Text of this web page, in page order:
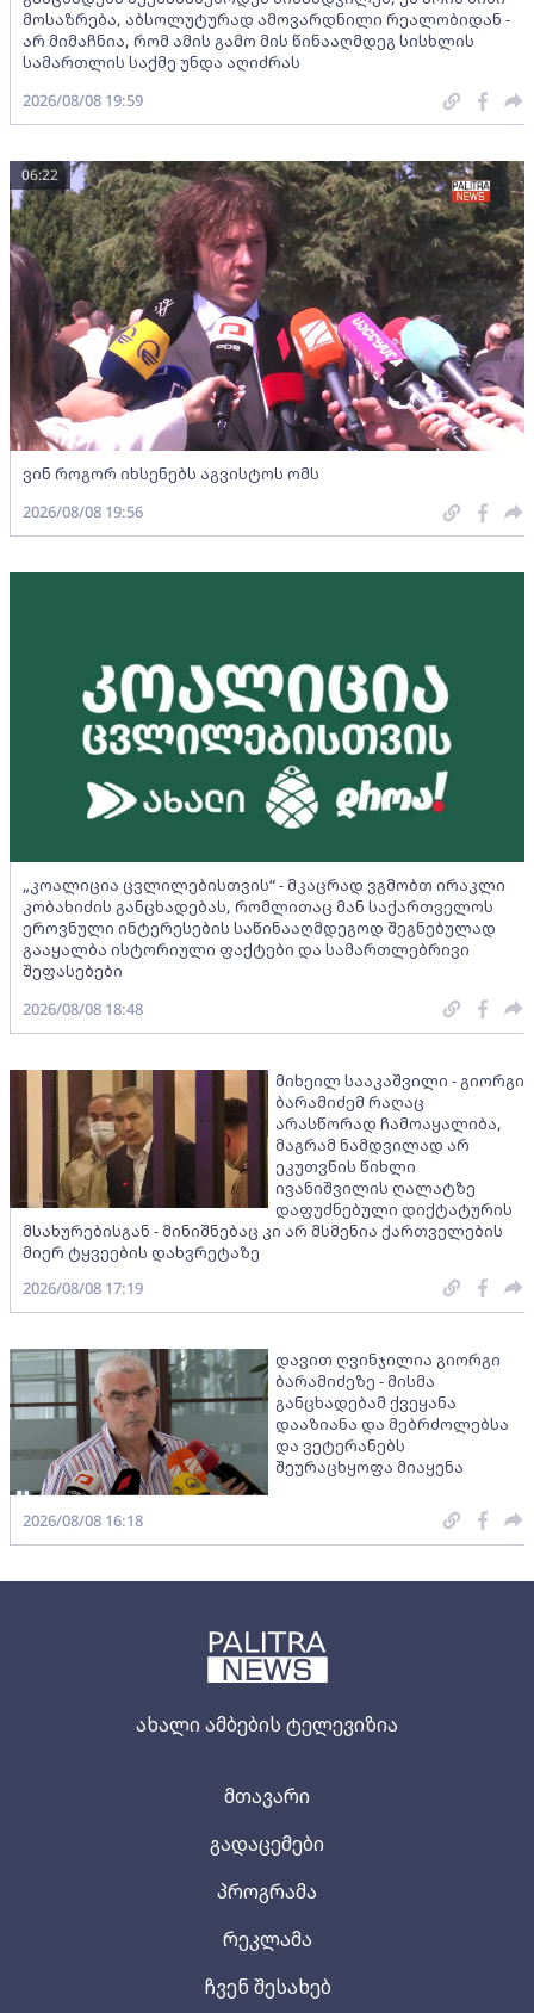
ახალი ამბების ტელევიზია
მთავარი
გადაცემები
პროგრამა
რეკლამა
ჩვენ შესახებ
მოსაზრება, აბსოლუტურად ამოვარდნილი რეალობიდან -
არ მიმაჩნია, რომ ამის გამო მის წინააღმდეგ სისხლის
სამართლის საქმე უნდა აღიძრას
2026/08/08 19:59
ვინ როგორ იხსენებს აგვისტოს ომს
06:22
2026/08/08 19:56
„კოალიცია ცვლილებისთვის“ - მკაცრად ვგმობთ ირაკლი
კობახიძის განცხადებას, რომლითაც მან საქართველოს
ეროვნული ინტერესების საწინააღმდეგოდ შეგნებულად
გააყალბა ისტორიული ფაქტები და სამართლებრივი
შეფასებები
2026/08/08 18:48
მიხეილ სააკაშვილი - გიორგი
ბარამიძემ რაღაც
არასწორად ჩამოაყალიბა,
მაგრამ ნამდვილად არ
ეკუთვნის წიხლი
ივანიშვილის ღალატზე
დაფუძნებული დიქტატურის
მსახურებისგან - მინიშნებაც კი არ მსმენია ქართველების
მიერ ტყვეების დახვრეტაზე
2026/08/08 17:19
დავით ღვინჯილია გიორგი
ბარამიძეზე - მისმა
განცხადებამ ქვეყანა
დააზიანა და მებრძოლებსა
და ვეტერანებს
შეურაცხყოფა მიაყენა
2026/08/08 16:18